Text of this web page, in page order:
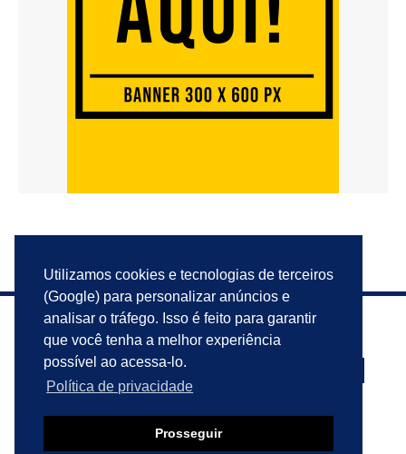
Utilizamos cookies e tecnologias de terceiros
(Google) para personalizar anúncios e
analisar o tráfego. Isso é feito para garantir
que você tenha a melhor experiência
possível ao acessa-lo.
Política de privacidade
Prosseguir
PRIVACIDADE ANUNCIE